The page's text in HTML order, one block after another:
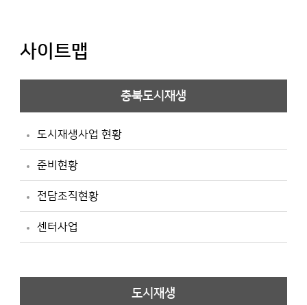
사이트맵
충북도시재생
도시재생사업 현황
준비현황
전담조직현황
센터사업
도시재생